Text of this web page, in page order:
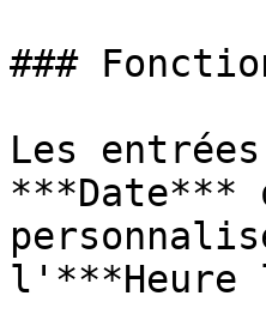
###
Les
***Date***
l'***Heure